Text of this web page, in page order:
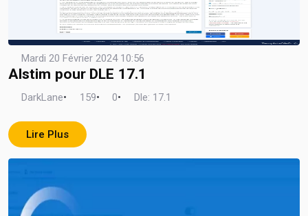
Mardi 20 Février 2024 10:56
Alstim pour DLE 17.1
DarkLane• 159• 0• Dle: 17.1
Lire Plus